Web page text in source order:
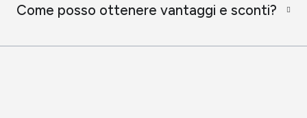
Come posso ottenere vantaggi e sconti?